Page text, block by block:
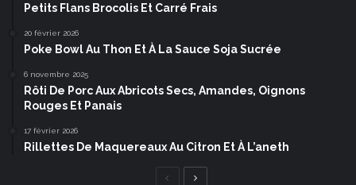
Petits Flans Brocolis Et Carré Frais
20 février 2026
Poke Bowl Au Thon Et À La Sauce Soja Sucrée
6 novembre 2025
Rôti De Porc Aux Abricots Secs, Amandes, Oignons
Rouges Et Panais
17 février 2026
Rillettes De Maquereaux Au Citron Et À L’aneth
Page